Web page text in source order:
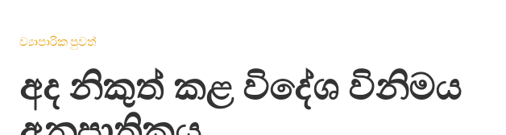
ව්‍යාපාරික පුවත්
අද නිකුත් කළ විදේශ විනිමය